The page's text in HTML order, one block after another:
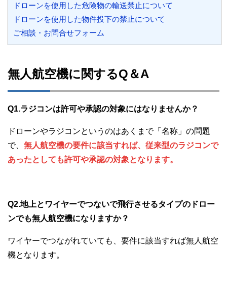
ドローンを使用した危険物の輸送禁止について
ドローンを使用した物件投下の禁止について
ご相談・お問合せフォーム
無人航空機に関するQ＆A
Q1.ラジコンは許可や承認の対象にはなりませんか？
ドローンやラジコンというのはあくまで「名称」の問題
で、 無人航空機の要件に該当すれば、従来型のラジコンで
あったとしても許可や承認の対象となります。
Q2.地上とワイヤーでつないで飛行させるタイプのドロー
ンでも無人航空機になりますか？
ワイヤーでつながれていても、要件に該当すれば無人航空
機となります。